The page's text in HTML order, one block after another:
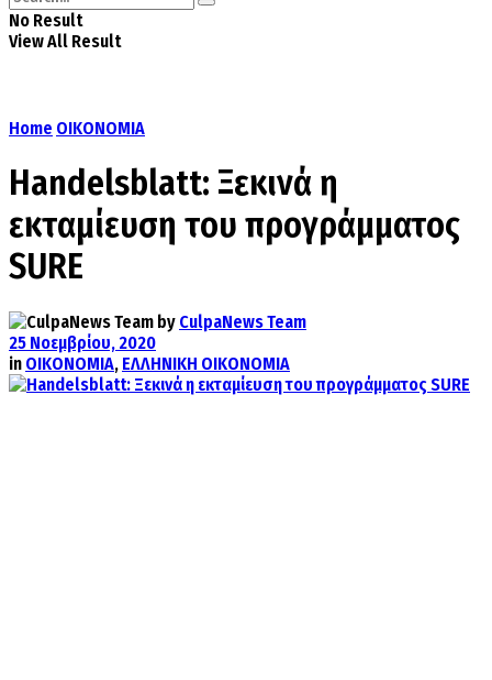
No Result
View All Result
Home ΟΙΚΟΝΟΜΙΑ
Handelsblatt: Ξεκινά η
εκταμίευση του προγράμματος
SURE
by CulpaNews Team
25 Νοεμβρίου, 2020
in ΟΙΚΟΝΟΜΙΑ, ΕΛΛΗΝΙΚΗ ΟΙΚΟΝΟΜΙΑ